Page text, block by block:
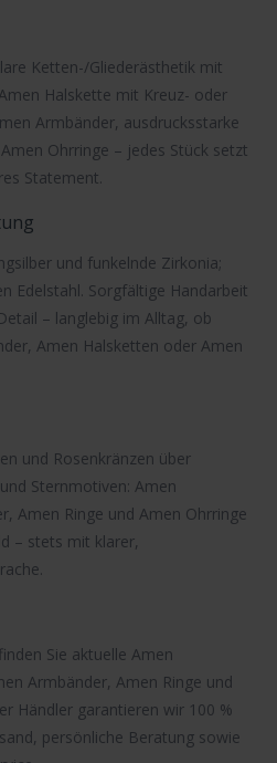
Ketten-/Gliederästhetik mit
Halskette mit Kreuz- oder
Armbänder, ausdrucksstarke
Amen Ohrringe – jedes Stück setzt
Statement.
und funkelnde Zirkonia;
Edelstahl. Sorgfältige Handarbeit
– langlebig im Alltag, ob
,Amen Halsketten oderAmen
und Rosenkränzen über
Sternmotiven:Amen
,Amen Ringe undAmen Ohrringe
– stets mit klarer,
Sie aktuelleAmen
Armbänder,Amen Ringe und
Händler garantieren wir 100 %
persönliche Beratung sowie